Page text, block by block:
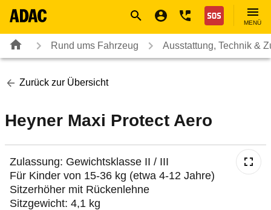
Nothilfe
MENÜ
Rund ums Fahrzeug Ausstattung, Technik &
Zurück zur Übersicht
Heyner Maxi Protect Aero
Zulassung: Gewichtsklasse II / III
Für Kinder von 15-36 kg (etwa 4-12 Jahre)
Sitzerhöher mit Rückenlehne
Sitzgewicht: 4,1 kg